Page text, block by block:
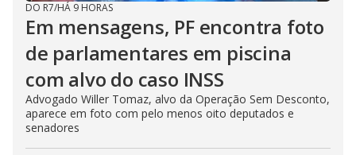
DO R7/HÁ 9 HORAS
Em mensagens, PF encontra foto
de parlamentares em piscina
com alvo do caso INSS
Advogado Willer Tomaz, alvo da Operação Sem Desconto,
aparece em foto com pelo menos oito deputados e
senadores